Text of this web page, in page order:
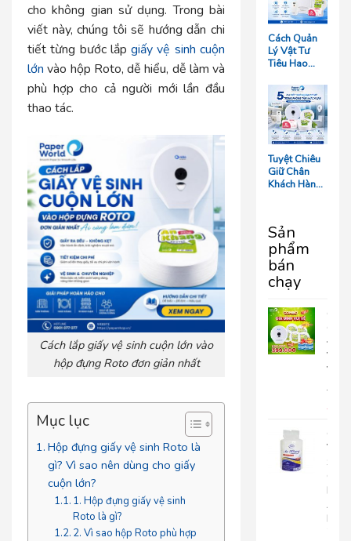
cho không gian sử dụng. Trong bài
viết này, chúng tôi sẽ hướng dẫn chi
tiết từng bước lắpgiấy vệ sinh cuộn
lớn vào hộp Roto, dễ hiểu, dễ làm và
phù hợp cho cả người mới lần đầu
thao tác.
Cách lắp giấy vệ sinh cuộn lớn vào
hộp đựng Roto đơn giản nhất
Mục lục
Hộp đựng giấy vệ sinh Roto là
gì? Vì sao nên dùng cho giấy
cuộn lớn?
1. Hộp đựng giấy vệ sinh
Roto là gì?
2. Vì sao hộp Roto phù hợp
Cách Quản
Lý Vật Tư
Tiêu Hao
Sạn Quy Mô
Trên 50
Phòng Giúp
Tối Ưu Chi
Phí Vận
Hành
Tuyệt Chiêu
Giữ Chân
Khách Hàng:
Phòng Tắm
Resort
Sản
phẩm
bán
chạy
GIA
VUI
VẺ
Giấy
Vệ
Sinh
Lớn
An